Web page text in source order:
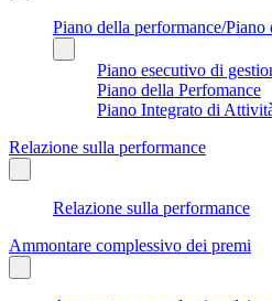
Piano della performance/Piano
Piano esecutivo di
Piano della Perfomance
Piano Integrato di
Relazione sulla performance
Relazione sulla performance
Ammontare complessivo dei premi